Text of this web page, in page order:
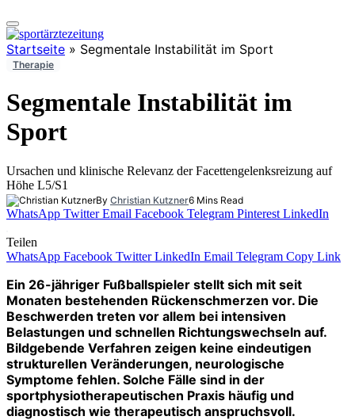
Startseite » Segmentale Instabilität im Sport
Therapie
Segmentale Instabilität im
Sport
Ursachen und klinische Relevanz der Facettengelenksreizung auf
Höhe L5/S1
By Christian Kutzner6 Mins Read
WhatsApp Twitter Email Facebook Telegram Pinterest LinkedIn
Teilen
WhatsApp Facebook Twitter LinkedIn Email Telegram Copy Link
Ein 26-jähriger Fußballspieler stellt sich mit seit
Monaten bestehenden Rückenschmerzen vor. Die
Beschwerden treten vor allem bei intensiven
Belastungen und schnellen Richtungswechseln auf.
Bildgebende Verfahren zeigen keine eindeutigen
strukturellen Veränderungen, neurologische
Symptome fehlen. Solche Fälle sind in der
sportphysiotherapeutischen Praxis häufig und
diagnostisch wie therapeutisch anspruchsvoll.